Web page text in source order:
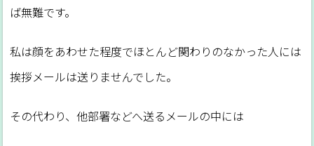
ば無難です。
私は顔をあわせた程度でほとんど関わりのなかった人には
挨拶メールは送りませんでした。
その代わり、他部署などへ送るメールの中には